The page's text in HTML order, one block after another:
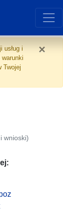
×
usług i
Twojej
wnioski)